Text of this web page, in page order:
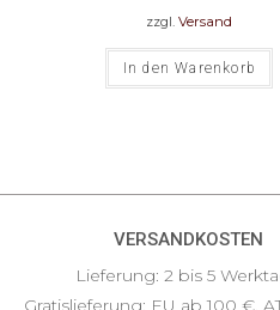
zzgl. Versand
In den Warenkorb
VERSANDKOSTEN
Lieferung: 2 bis 5
Gratislieferung: EU ab 100 €,